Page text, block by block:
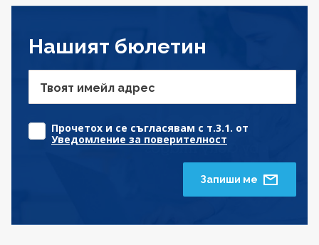
Нашият бюлетин
Твоят имейл адрес
Прочетох и се съгласявам с т.3.1. от
Уведомление за поверителност
Запиши ме